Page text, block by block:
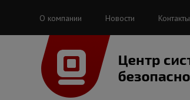
О компании Новости Контакты